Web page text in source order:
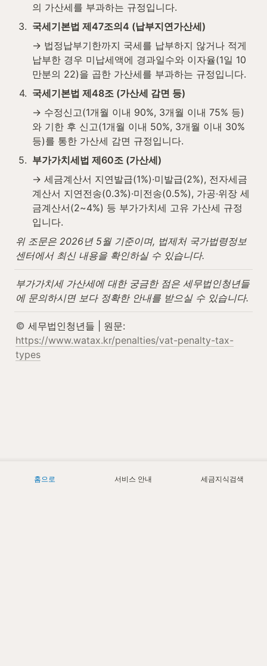
의 가산세를 부과하는 규정입니다.
3. 국세기본법 제47조의4 (납부지연가산세)
→ 법정납부기한까지 국세를 납부하지 않거나 적게
납부한 경우 미납세액에 경과일수와 이자율(1일 10
만분의 22)을 곱한 가산세를 부과하는 규정입니다.
4. 국세기본법 제48조 (가산세 감면 등)
→ 수정신고(1개월 이내 90%, 3개월 이내 75% 등)
와 기한 후 신고(1개월 이내 50%, 3개월 이내 30%
등)를 통한 가산세 감면 규정입니다.
5. 부가가치세법 제60조 (가산세)
→ 세금계산서 지연발급(1%)·미발급(2%), 전자세금
계산서 지연전송(0.3%)·미전송(0.5%), 가공·위장 세
금계산서(2~4%) 등 부가가치세 고유 가산세 규정
입니다.
위 조문은 2026년 5월 기준이며, 법제처 국가법령정보
센터에서 최신 내용을 확인하실 수 있습니다.
부가가치세 가산세에 대한 궁금한 점은 세무법인청년들
에 문의하시면 보다 정확한 안내를 받으실 수 있습니다.
https://www.watax.kr/penalties/vat-penalty-tax-
types
홈으로 서비스 안내 세금지식검색